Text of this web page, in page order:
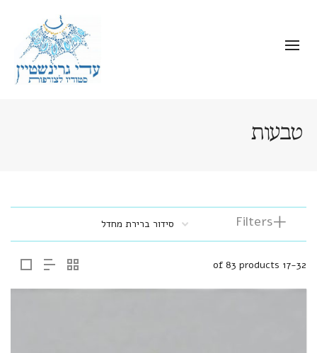
טבעות
Filters
17-32 of 83 products